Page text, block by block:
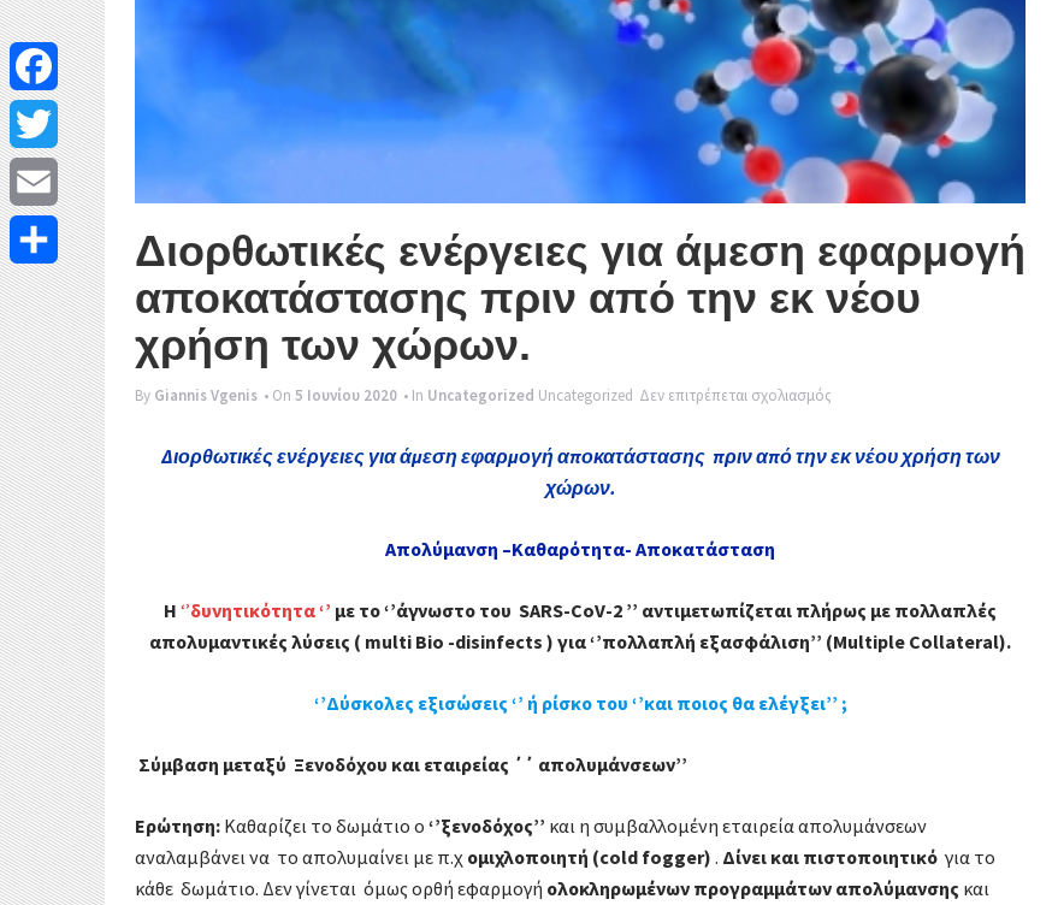
Διορθωτικές ενέργειες για άμεση εφαρμογή
αποκατάστασης πριν από την εκ νέου
χρήση των χώρων.
By Giannis Vgenis • On 5 Ιουνίου 2020 • In Uncategorized Uncategorized Δεν επιτρέπεται σχολιασμός
ενέργειες
πριν
από
εκ
χώρων.
Διορθωτικές ενέργειες για άμεση εφαρμογή αποκατάστασης πριν από την εκ νέου χρήση των
χώρων.
Απολύμανση –Καθαρότητα- Αποκατάσταση
Η ‘’δυνητικότητα ‘’ με το‘’άγνωστο του SARS-CoV-2 ’’ αντιμετωπίζεται πλήρως με πολλαπλές
απολυμαντικές λύσεις ( multi Bio -disinfects ) για ‘’πολλαπλή εξασφάλιση’’ (Multiple Collateral).
‘’Δύσκολες εξισώσεις ‘’ ή ρίσκο του ‘’και ποιος θα ελέγξει’’ ;
Σύμβαση μεταξύ Ξενοδόχου και εταιρείας ΄΄ απολυμάνσεων’’
Ερώτηση: Καθαρίζει το δωμάτιο ο ‘’ξενοδόχος’’ και η συμβαλλομένη εταιρεία απολυμάνσεων
αναλαμβάνει να το απολυμαίνει με π.χ ομιχλοποιητή (cold fogger) . Δίνει και πιστοποιητικόγια το
κάθε δωμάτιο. Δεν γίνεται όμως ορθή εφαρμογή ολοκληρωμένων προγραμμάτων απολύμανσης και
F
a
c
e
b
o
o
k
T
w
i
t
t
e
r
E
m
a
i
l
Μ
ο
ι
ρ
α
σ
τ
ε
ί
τ
ε